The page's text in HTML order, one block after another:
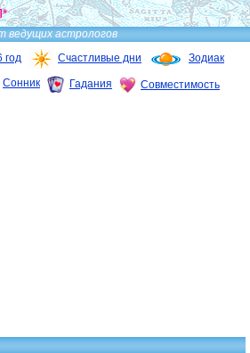
ведущих астрологов
год Счастливые дни Зодиак
Сонник Гадания Совместимость